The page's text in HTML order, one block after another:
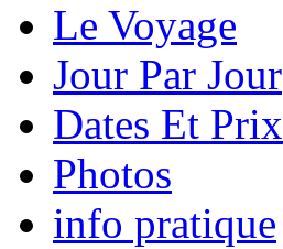
Le Voyage
Jour Par Jour
Dates Et Prix
Photos
info pratique